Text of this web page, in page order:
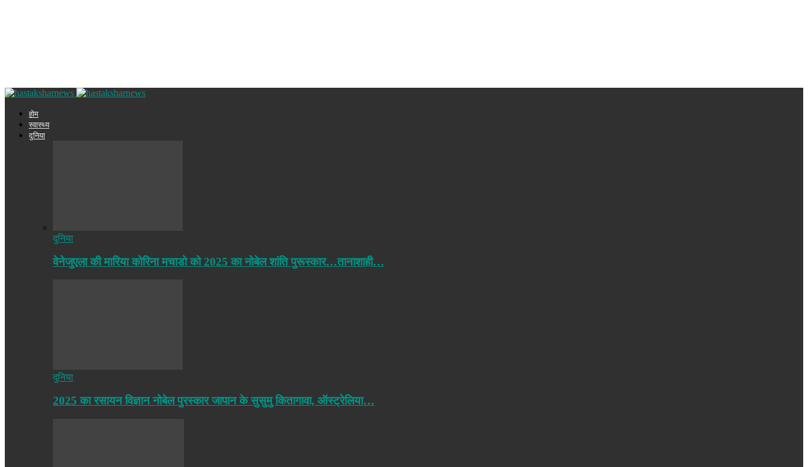
होम
स्वास्थ्य
दुनिया
दुनिया
वेनेजुएला की मारिया कोरिना मचाडो को 2025 का नोबेल शांति पुरूस्कार…तानाशाही…
दुनिया
2025 का रसायन विज्ञान नोबेल पुरस्कार जापान के सुसुमु कितागावा, ऑस्ट्रेलिया…